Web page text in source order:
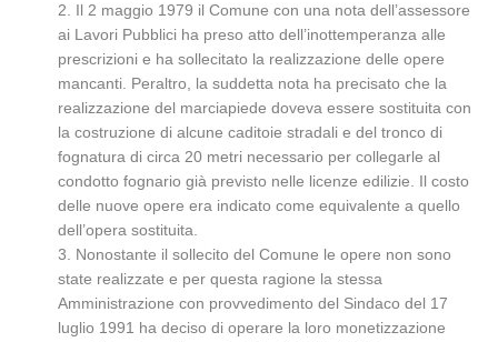
2. Il 2 maggio 1979 il Comune con una nota dell’assessore
ai Lavori Pubblici ha preso atto dell’inottemperanza alle
prescrizioni e ha sollecitato la realizzazione delle opere
mancanti. Peraltro, la suddetta nota ha precisato che la
realizzazione del marciapiede doveva essere sostituita con
la costruzione di alcune caditoie stradali e del tronco di
fognatura di circa 20 metri necessario per collegarle al
condotto fognario già previsto nelle licenze edilizie. Il costo
delle nuove opere era indicato come equivalente a quello
dell’opera sostituita.
3. Nonostante il sollecito del Comune le opere non sono
state realizzate e per questa ragione la stessa
Amministrazione con provvedimento del Sindaco del 17
luglio 1991 ha deciso di operare la loro monetizzazione